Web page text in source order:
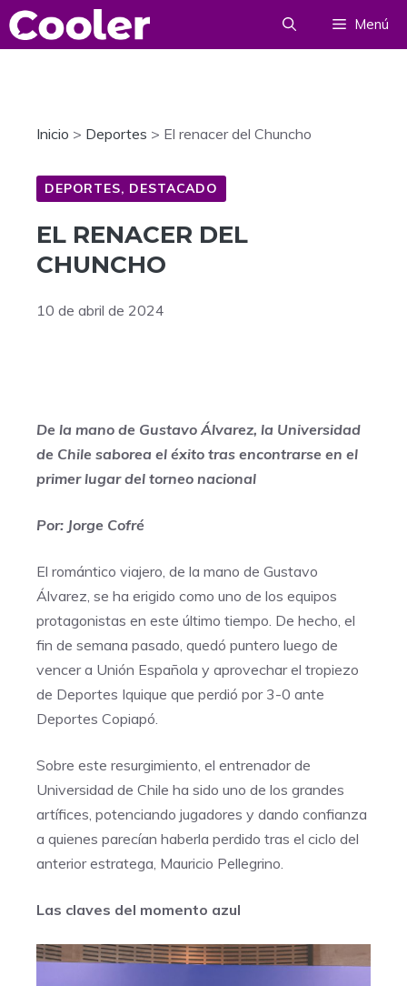
Saltar
al
Menú
Inicio > Deportes > El renacer del Chuncho
DEPORTES, DESTACADO
EL RENACER DEL
CHUNCHO
10 de abril de 2024
De la mano de Gustavo Álvarez, la Universidad
de Chile saborea el éxito tras encontrarse en el
primer lugar del torneo nacional
Por: Jorge Cofré
El romántico viajero, de la mano de Gustavo
Álvarez, se ha erigido como uno de los equipos
protagonistas en este último tiempo. De hecho, el
fin de semana pasado, quedó puntero luego de
vencer a Unión Española y aprovechar el tropiezo
de Deportes Iquique que perdió por 3-0 ante
Deportes Copiapó.
Sobre este resurgimiento, el entrenador de
Universidad de Chile ha sido uno de los grandes
artífices, potenciando jugadores y dando confianza
a quienes parecían haberla perdido tras el ciclo del
anterior estratega, Mauricio Pellegrino.
Las claves del momento azul